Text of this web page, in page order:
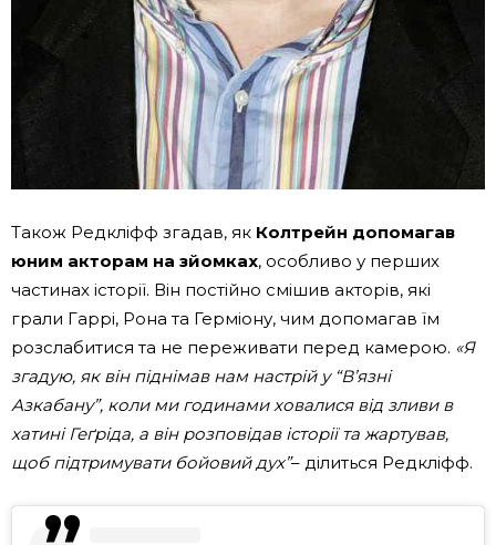
Також Редкліфф згадав, як Колтрейн допомагав
юним акторам на зйомках, особливо у перших
частинах історії. Він постійно смішив акторів, які
грали Гаррі, Рона та Герміону, чим допомагав їм
розслабитися та не переживати перед камерою. «Я
згадую, як він піднімав нам настрій у “В’язні
Азкабану”, коли ми годинами ховалися від зливи в
хатині Геґріда, а він розповідав історії та жартував,
щоб підтримувати бойовий дух”– ділиться Редкліфф.